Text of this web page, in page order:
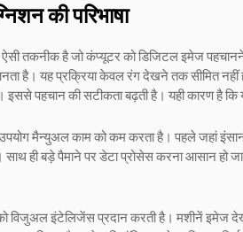
की परिभाषा
तकनीक है जो कंप्यूटर को डिजिटल इमेज
है। यह प्रक्रिया केवल रंग देखने तक सीमित
पहचान की सटीकता बढ़ती है। यही कारण है कि
मैन्युअल काम को कम करता है। पहले जहां
साथ ही बड़े पैमाने पर डेटा प्रोसेस करना आसान हो
विजुअल इंटेलिजेंस प्रदान करती है। मशीनें इमेज